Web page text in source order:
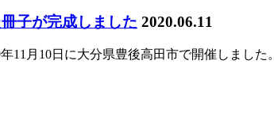
子が完成しました 2020.06.11
11月10日に大分県豊後高田市で開催しまし